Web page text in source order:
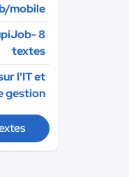
mobile
8
textes
l'IT et
gestion